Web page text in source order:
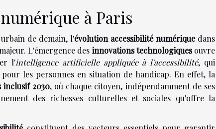
à Paris
de demain, l'évolution accessibilité numériquedans
L'émergence des innovations technologiquesouvre
l'intelligence artificielle appliquée à l'accessibilité, qui
les personnes en situation de handicap. En effet, la
inclusif 2030, où chaque citoyen, indépendamment de ses
des richesses culturelles et sociales qu'offre la